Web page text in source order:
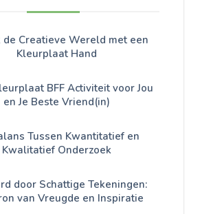
de Creatieve Wereld met een
Kleurplaat Hand
BFF Activiteit voor Jou
en Je Beste Vriend(in)
Tussen Kwantitatief en
Kwalitatief Onderzoek
door Schattige Tekeningen:
van Vreugde en Inspiratie